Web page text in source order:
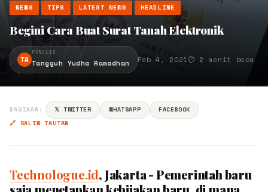
NEWS TIPS LATEST NEWS HEADLINE
Begini Cara Buat Surat Tanah Elektronik
TA
PENULIS
Tangguh Yudha Ramadhan Feb 4, 2021⏱ 2 menit baca
BAGIKAN: 𝕏 TWITTER WHATSAPP
FACEBOOK
🔗 SALIN TAUTAN
Technologue.id, Jakarta - Pemerintah baru